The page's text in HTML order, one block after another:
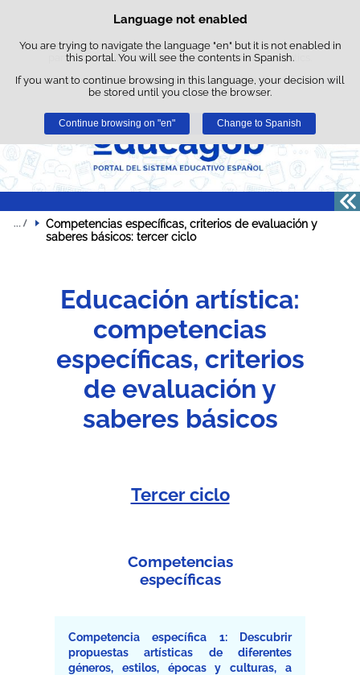
Cookie Policy
This website uses its own cookies to facilitate browsing and third-
party cookies to obtain usage and satisfaction statistics.
You can get more information in the "Cookies" section of ourlegal
notice.
Accept Reject
Language not enabled
You are trying to navigate the language "en" but it is not enabled in
this portal. You will see the contents in Spanish.
If you want to continue browsing in this language, your decision will
be stored until you close the browser.
Continue browsing on "en" Change to Spanish
Skip to content
Competencias específicas, criterios de evaluación y
saberes básicos: tercer ciclo
Educación artística:
competencias
específicas, criterios
de evaluación y
saberes básicos
Tercer ciclo
Competencias
específicas
Competencia específica 1: Descubrir
propuestas artísticas de diferentes
géneros, estilos, épocas y culturas, a